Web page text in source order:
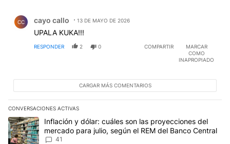
CC cayo callo 13 DE MAYO DE 2026
UPALA KUKA!!!
RESPONDER 2 0 COMPARTIR
MARCAR
COMO
INAPROPIADO
CARGAR MÁS COMENTARIOS
CONVERSACIONES ACTIVAS
Este listado muestra los artículos con más comentarios en los
Un artículo de tendencia con el título "Inflación y dólar: cuáles
Inflación y dólar: cuáles son las proyecciones del
mercado para julio, según el REM del Banco Central
41